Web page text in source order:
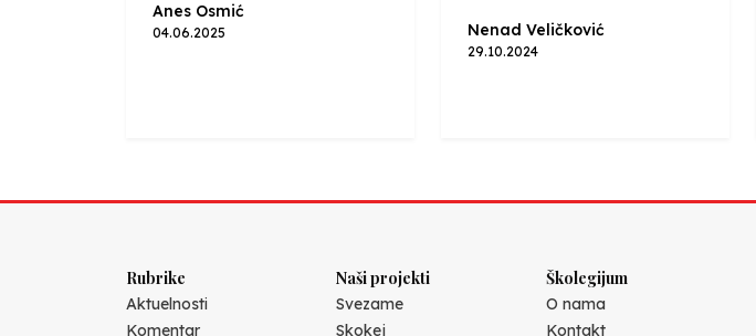
Anes Osmić
04.06.2025 Nenad Veličković
29.10.2024
Rubrike
Aktuelnosti
Komentar
Naši projekti
Svezame
Skokej
Školegijum
O nama
Kontakt